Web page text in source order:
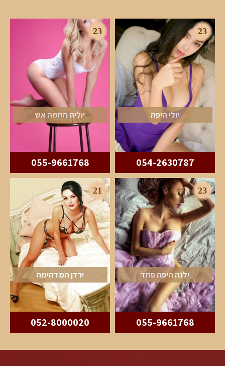
23
יולי היפה
054-2630787
23
יוליה החמה אש
055-9661768
23
ילנה היפה פחד
055-9661768
21
ירדן המדהימה
052-8000020